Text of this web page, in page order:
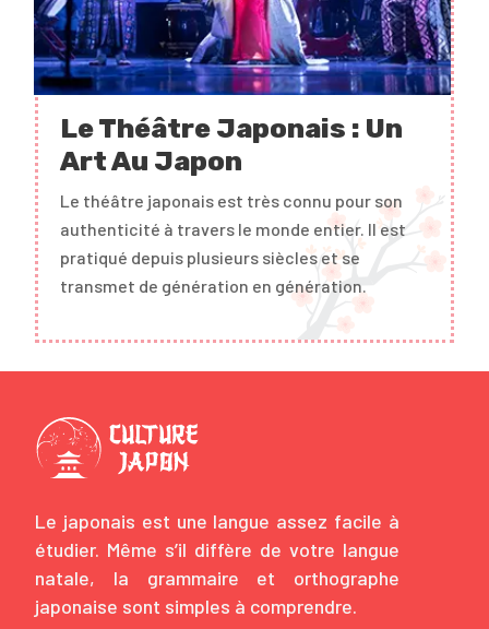
Le Théâtre Japonais : Un
Art Au Japon
Le théâtre japonais est très connu pour son
authenticité à travers le monde entier. Il est
pratiqué depuis plusieurs siècles et se
transmet de génération en génération.
Le japonais est une langue assez facile à
étudier. Même s’il diffère de votre langue
natale, la grammaire et orthographe
japonaise sont simples à comprendre.